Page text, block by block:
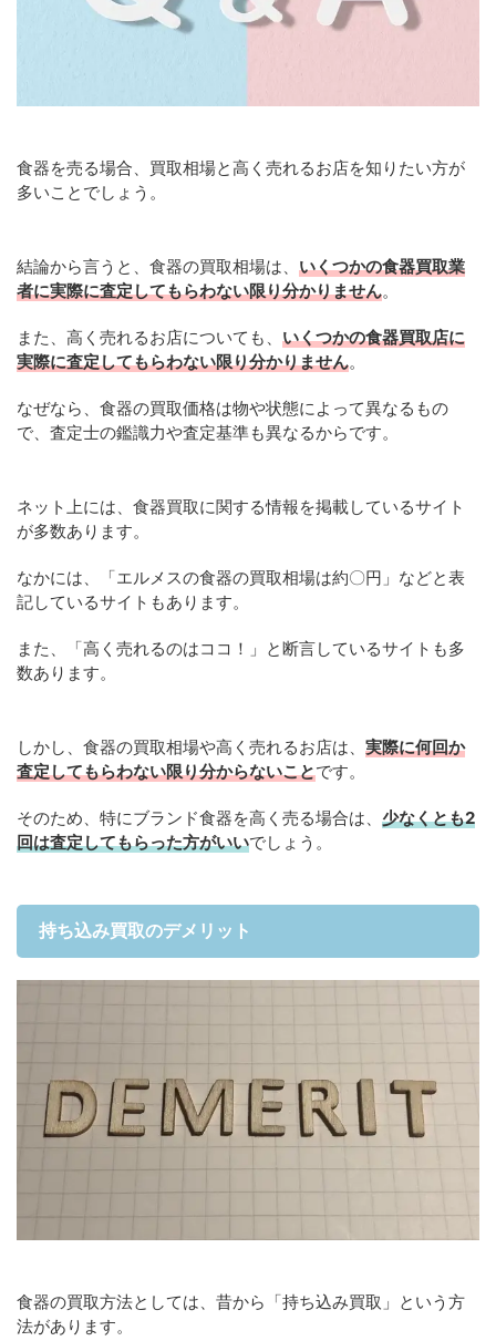
食器を売る場合、買取相場と高く売れるお店を知りたい方が
多いことでしょう。
結論から言うと、食器の買取相場は、 いくつかの食器買取業
者に実際に査定してもらわない限り分かりません。
また、高く売れるお店についても、 いくつかの食器買取店に
実際に査定してもらわない限り分かりません。
なぜなら、食器の買取価格は物や状態によって異なるもの
で、査定士の鑑識力や査定基準も異なるからです。
ネット上には、食器買取に関する情報を掲載しているサイト
が多数あります。
なかには、「エルメスの食器の買取相場は約〇円」などと表
記しているサイトもあります。
また、「高く売れるのはココ！」と断言しているサイトも多
数あります。
しかし、食器の買取相場や高く売れるお店は、 実際に何回か
査定してもらわない限り分からないことです。
そのため、特にブランド食器を高く売る場合は、 少なくとも2
回は査定してもらった方がいいでしょう。
持ち込み買取のデメリット
食器の買取方法としては、昔から「持ち込み買取」という方
法があります。